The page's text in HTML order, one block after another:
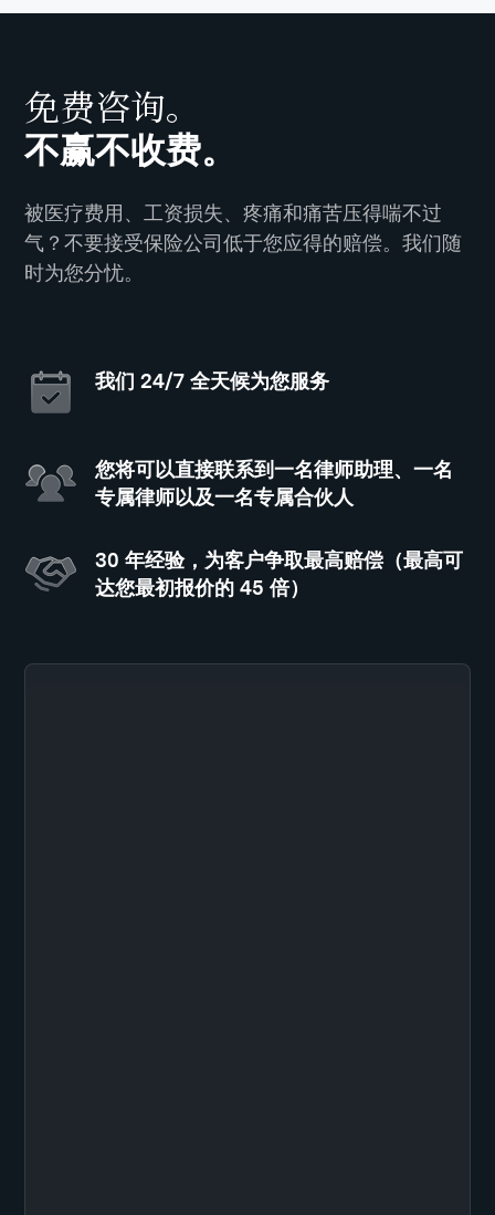
免费咨询。
不赢不收费。
被医疗费用、工资损失、疼痛和痛苦压得喘不过
气？不要接受保险公司低于您应得的赔偿。我们随
时为您分忧。
我们 24/7 全天候为您服务
您将可以直接联系到一名律师助理、一名
专属律师以及一名专属合伙人
30 年经验，为客户争取最高赔偿（最高可
达您最初报价的 45 倍）